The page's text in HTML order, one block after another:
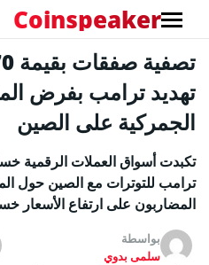
Coinspeaker
تهديد ترامب بفرض
الجمركية على الصين
تكبدت أسواق العملات الرقمية
ترامب للتوترات مع الصين حول
المضاربون على ارتفاع الأسعار
بواسطة
سلمى بدوي